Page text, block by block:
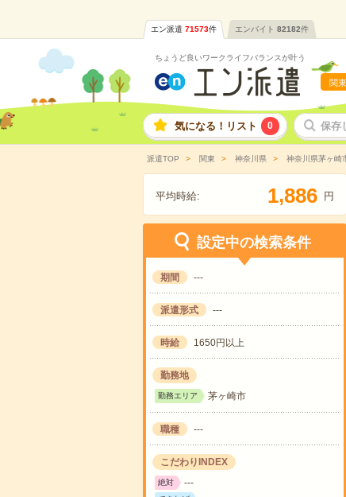
エン派遣 71573件 エンバイト 82182件
ちょうど良いワークライフバランスが叶う
関
気になる！リスト 0 保存
派遣TOP 関東 神奈川県 神奈川県茅ヶ崎
平均時給: 1,886 円
設定中の検索条件
期間 ---
派遣形式 ---
時給 1650円以上
勤務地
勤務エリア 茅ヶ崎市
職種 ---
こだわりINDEX
絶対 ---